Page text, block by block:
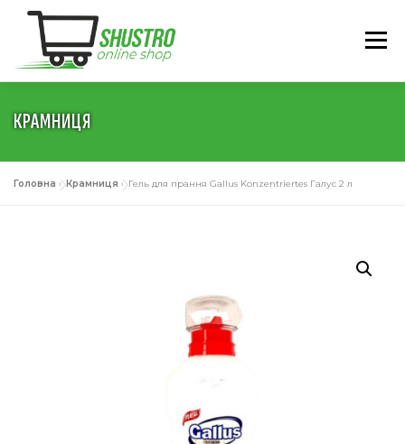
Перейти
Меню
ГОЛОВНА
КРАМНИЦЯ
Головна »Крамниця »Гель для прання Gallus Konzentriertes Галус 2 л